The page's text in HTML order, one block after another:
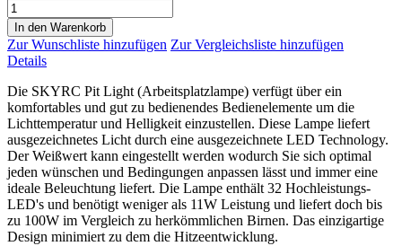
In den Warenkorb
Zur Wunschliste hinzufügen Zur Vergleichsliste hinzufügen
Details
Die SKYRC Pit Light (Arbeitsplatzlampe) verfügt über ein
komfortables und gut zu bedienendes Bedienelemente um die
Lichttemperatur und Helligkeit einzustellen. Diese Lampe liefert
ausgezeichnetes Licht durch eine ausgezeichnete LED Technology.
Der Weißwert kann eingestellt werden wodurch Sie sich optimal
jeden wünschen und Bedingungen anpassen lässt und immer eine
ideale Beleuchtung liefert. Die Lampe enthält 32 Hochleistungs-
LED's und benötigt weniger als 11W Leistung und liefert doch bis
zu 100W im Vergleich zu herkömmlichen Birnen. Das einzigartige
Design minimiert zu dem die Hitzeentwicklung.